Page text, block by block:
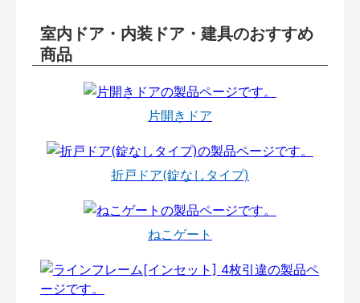
室内ドア・内装ドア・建具のおすすめ
商品
片開きドア
折戸ドア(錠なしタイプ)
ねこゲート